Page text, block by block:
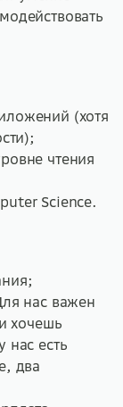
(хотя
чтения
Science.
нас важен
хочешь
нас есть
два